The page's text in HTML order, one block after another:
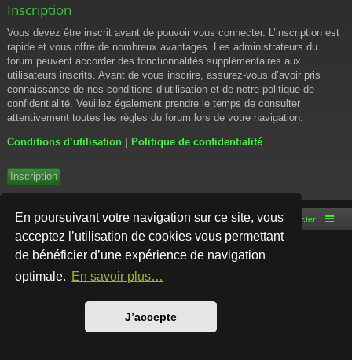
En poursuivant votre navigation sur ce site, vous
acceptez l’utilisation de cookies vous permettant
de bénéficier d’une expérience de navigation
optimale. En savoir plus…
J’accepte
Inscription
Vous devez être inscrit avant de pouvoir vous connecter. L’inscription est
rapide et vous offre de nombreux avantages. Les administrateurs du
forum peuvent accorder des fonctionnalités supplémentaires aux
utilisateurs inscrits. Avant de vous inscrire, assurez-vous d’avoir pris
connaissance de nos conditions d’utilisation et de notre politique de
confidentialité. Veuillez également prendre le temps de consulter
attentivement toutes les règles du forum lors de votre navigation.
Conditions d’utilisation | Politique de confidentialité
Inscription
Accueil du forum Nous contacter
Développé parphpBB® Forum Software © phpBB Limited
Style par
Traduction française officielle